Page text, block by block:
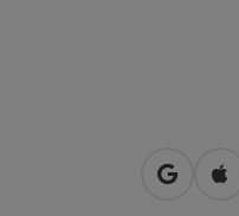
in in